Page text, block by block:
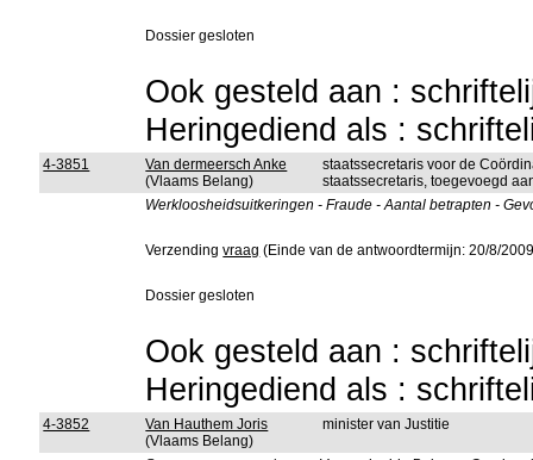
Dossier gesloten
Ook gesteld aan :
Heringediend als :
4-3851
Van dermeersch Anke
(Vlaams Belang)
staatssecretaris voor de
staatssecretaris, toegevoegd
Werkloosheidsuitkeringen - Fraude - Aantal betrapten -
Verzendingvraag (Einde van de antwoordtermijn: 20/8/
Dossier gesloten
Ook gesteld aan :
Heringediend als :
4-3852
Van Hauthem Joris
(Vlaams Belang)
minister van Justitie